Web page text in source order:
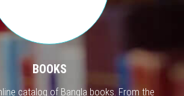
BOOKS
catalog of Bangla books. From the